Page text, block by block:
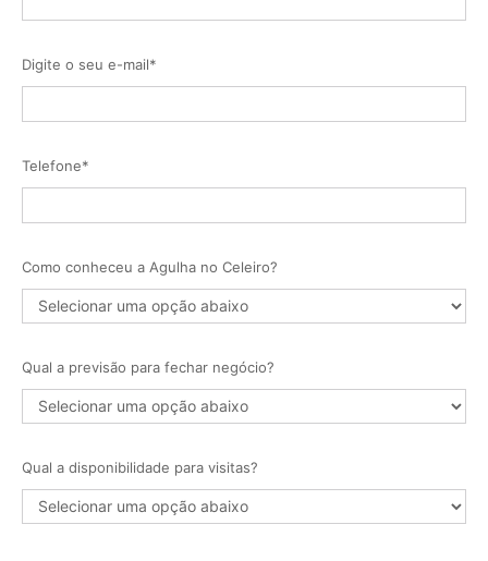
Digite o seu e-mail*
Telefone*
Como conheceu a Agulha no Celeiro?
Qual a previsão para fechar negócio?
Qual a disponibilidade para visitas?